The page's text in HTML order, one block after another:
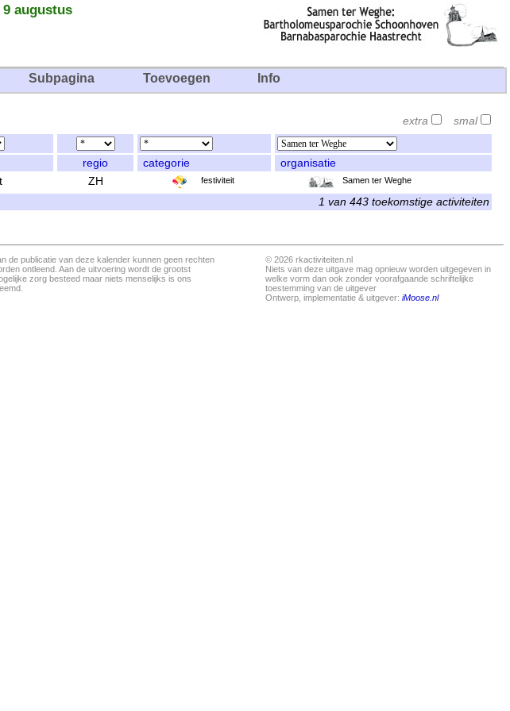
augustus
Subpagina Toevoegen Info
extra smal
regio categorie
organisatie
ZH festiviteit Samen ter Weghe
1 van 443 toekomstige activiteiten
de publicatie van deze kalender kunnen geen rechten
ontleend. Aan de uitvoering wordt de grootst
zorg besteed maar niets menselijks is ons
© 2026 rkactiviteiten.nl
Niets van deze uitgave mag opnieuw worden uitgegeven in
welke vorm dan ook zonder voorafgaande schriftelijke
toestemming van de uitgever
Ontwerp, implementatie & uitgever: iMoose.nl